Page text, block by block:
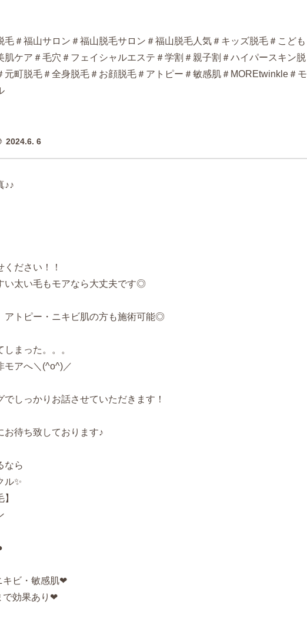
毛＃福山サロン＃福山脱毛サロン＃福山脱毛人気＃キッズ脱毛＃こども
肌ケア＃毛穴＃フェイシャルエステ＃学割＃親子割＃ハイパースキン脱
元町脱毛＃全身脱毛＃お顔脱毛＃アトピー＃敏感肌＃MOREtwinkle＃モ
2024.6. 6
♪♪
ださい！！
い太い毛もモアなら大丈夫です◎
アトピー・ニキビ肌の方も施術可能◎
まった。。。
モアへ＼(^o^)／
でしっかりお話させていただきます！
お待ち致しております♪
なら
ル✨
ビ・敏感肌❤︎
効果あり ❤︎